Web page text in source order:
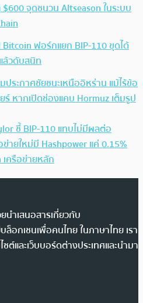
จุดชนวน Altseason ในระบบ
Bitcoin ฟอร์กแยก BIP-110 ขุดได้
ล้วดับสนิท
ระกาศชัยชนะเหนืออิหร่าน แม้ไร้ข้อ
ร์ หากเปิดช่องแคบ Hormuz เต็มรูป
ชี้ BIP-110 แทบไม่มีผลต่อ
ายใหม่มี Hashpower แค่ 0.15%
ครือข่ายหลัก
นำเสนอสารเกี่ยวกับ
ล็อกเชนเพื่อคนไทย ในภาษาไทย เรา
และเว็บบอร์ดต่างประเทศและนำมา